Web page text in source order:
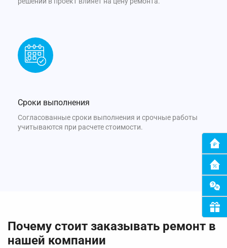
Сроки выполнения
Согласованные сроки выполнения и срочные работы
учитываются при расчете стоимости.
Почему стоит заказывать ремонт в
нашей компании